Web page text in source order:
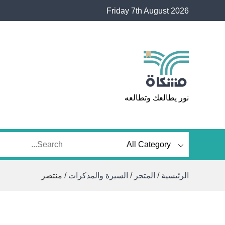
Friday 7th August 2026
مشكاة
نور يطالعك وتطالعه
الرئيسية / المتجر / السيرة والمذكرات / منتصر